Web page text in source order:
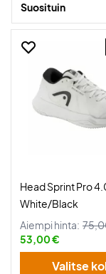
Suosituin
Head Sprint Pro
White/Black
Aiempi hinta:
53,00 €
Valitse